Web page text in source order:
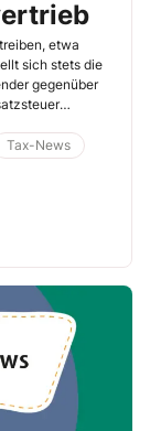
etwa
sich stets die
gegenüber
Der EuGH
Tax-News